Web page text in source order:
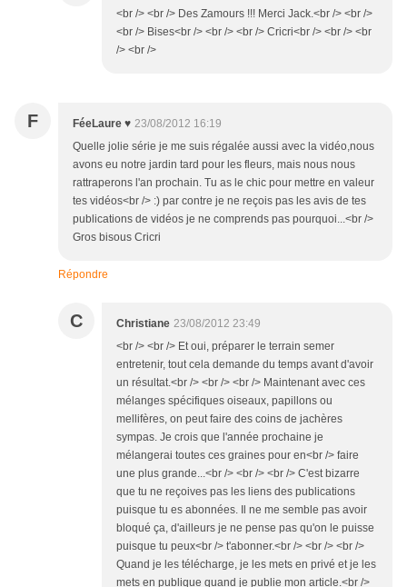
<br /> <br /> Des Zamours !!! Merci Jack.<br /> <br />
<br /> Bises<br /> <br /> <br /> Cricri<br /> <br /> <br
/> <br />
F FéeLaure ♥ 23/08/2012 16:19
Quelle jolie série je me suis régalée aussi avec la vidéo,nous
avons eu notre jardin tard pour les fleurs, mais nous nous
rattraperons l'an prochain. Tu as le chic pour mettre en valeur
tes vidéos<br /> :) par contre je ne reçois pas les avis de tes
publications de vidéos je ne comprends pas pourquoi...<br />
Gros bisous Cricri
Répondre
C Christiane 23/08/2012 23:49
<br /> <br /> Et oui, préparer le terrain semer
entretenir, tout cela demande du temps avant d'avoir
un résultat.<br /> <br /> <br /> Maintenant avec ces
mélanges spécifiques oiseaux, papillons ou
mellifères, on peut faire des coins de jachères
sympas. Je crois que l'année prochaine je
mélangerai toutes ces graines pour en<br /> faire
une plus grande...<br /> <br /> <br /> C'est bizarre
que tu ne reçoives pas les liens des publications
puisque tu es abonnées. Il ne me semble pas avoir
bloqué ça, d'ailleurs je ne pense pas qu'on le puisse
puisque tu peux<br /> t'abonner.<br /> <br /> <br />
Quand je les télécharge, je les mets en privé et je les
mets en publique quand je publie mon article.<br />